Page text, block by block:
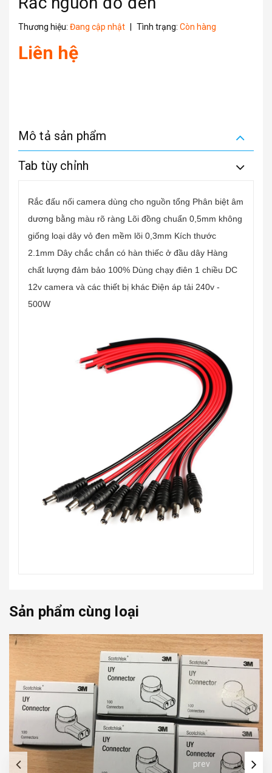
Thương hiệu: Đang cập nhật | Tình trạng: Còn hàng
Liên hệ
Mô tả sản phẩm
Tab tùy chỉnh
Rắc đấu nối camera dùng cho nguồn tổng Phân biệt âm
dương bằng màu rõ ràng Lõi đồng chuẩn 0,5mm không
giống loại dây vỏ đen mềm lõi 0,3mm Kích thước
2.1mm Dây chắc chắn có hàn thiếc ở đầu dây Hàng
chất lượng đảm bảo 100% Dùng chạy điên 1 chiều DC
12v camera và các thiết bị khác Điện áp tải 240v -
500W
Sản phẩm cùng loại
prev